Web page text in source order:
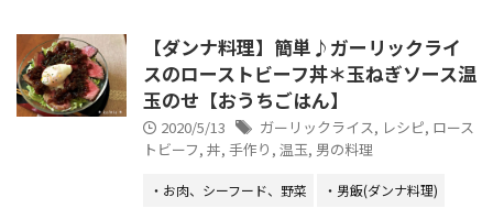
【ダンナ料理】簡単♪ガーリックライ
スのローストビーフ丼＊玉ねぎソース温
玉のせ【おうちごはん】
2020/5/13 ガーリックライス, レシピ, ロース
トビーフ, 丼, 手作り , 温玉, 男の料理
・お肉、シーフード、野菜
・男飯(ダンナ料理)